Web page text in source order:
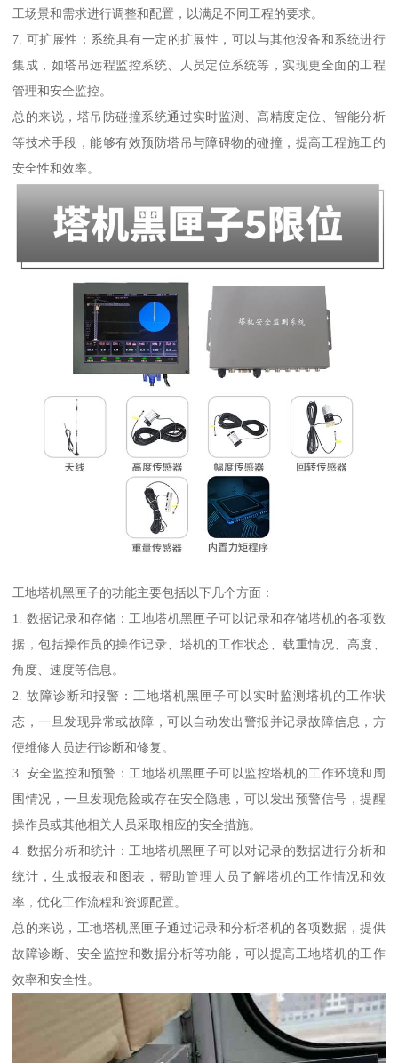
工场景和需求进行调整和配置，以满足不同工程的要求。
7. 可扩展性：系统具有一定的扩展性，可以与其他设备和系统进行
集成，如塔吊远程监控系统、人员定位系统等，实现更全面的工程
管理和安全监控。
总的来说，塔吊防碰撞系统通过实时监测、高精度定位、智能分析
等技术手段，能够有效预防塔吊与障碍物的碰撞，提高工程施工的
安全性和效率。
工地塔机黑匣子的功能主要包括以下几个方面：
1. 数据记录和存储：工地塔机黑匣子可以记录和存储塔机的各项数
据，包括操作员的操作记录、塔机的工作状态、载重情况、高度、
角度、速度等信息。
2. 故障诊断和报警：工地塔机黑匣子可以实时监测塔机的工作状
态，一旦发现异常或故障，可以自动发出警报并记录故障信息，方
便维修人员进行诊断和修复。
3. 安全监控和预警：工地塔机黑匣子可以监控塔机的工作环境和周
围情况，一旦发现危险或存在安全隐患，可以发出预警信号，提醒
操作员或其他相关人员采取相应的安全措施。
4. 数据分析和统计：工地塔机黑匣子可以对记录的数据进行分析和
统计，生成报表和图表，帮助管理人员了解塔机的工作情况和效
率，优化工作流程和资源配置。
总的来说，工地塔机黑匣子通过记录和分析塔机的各项数据，提供
故障诊断、安全监控和数据分析等功能，可以提高工地塔机的工作
效率和安全性。